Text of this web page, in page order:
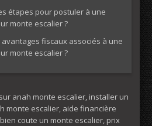
étapes pour postuler à une
monte escalier ?
fiscaux associés à une
monte escalier ?
anah monte escalier, installer un
monte escalier, aide financière
coute un monte escalier, prix